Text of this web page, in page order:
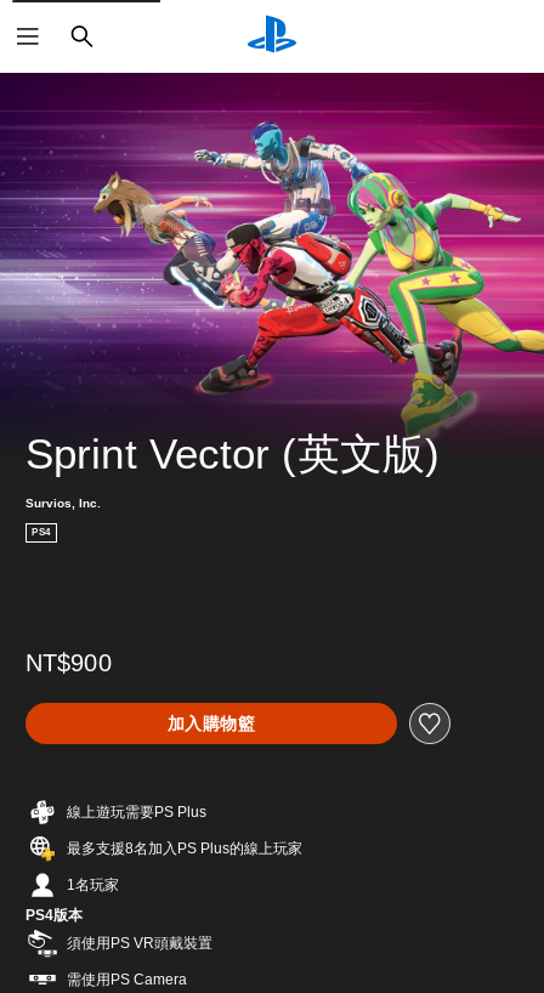
搜
尋
Sprint Vector (英文版)
Survios, Inc.
PS4
NT$900
加入購物籃
線上遊玩需要PS Plus
最多支援8名加入PS Plus的線上玩家
1名玩家
PS4版本
須使用PS VR頭戴裝置
需使用PS Camera